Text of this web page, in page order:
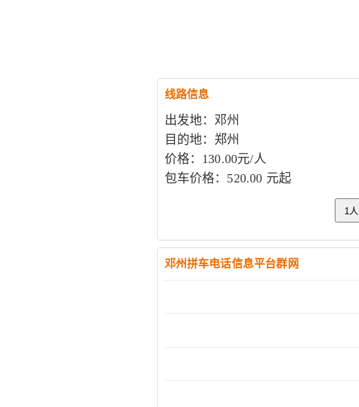
线路信息
出发地：邓州
目的地：郑州
价格：130.00元/人
包车价格：520.00 元起
1人
邓州拼车电话信息平台群网